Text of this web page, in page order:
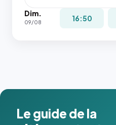
Dim.
09/08 16:50
Le guide de la